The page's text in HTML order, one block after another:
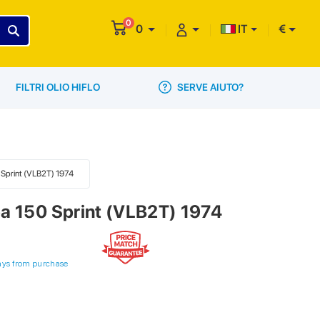
0 0 IT €
FILTRI OLIO HIFLO SERVE AIUTO?
(VLB2T) 1974
150 Sprint (VLB2T) 1974
from purchase